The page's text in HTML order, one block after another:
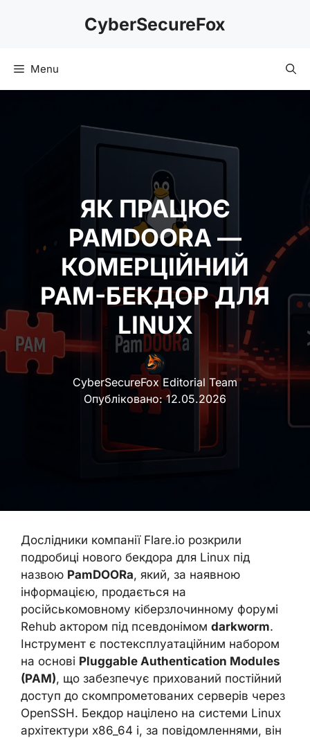
CyberSecureFox
Menu
ЯК ПРАЦЮЄ
PAMDOORA —
КОМЕРЦІЙНИЙ
PAM-БЕКДОР ДЛЯ
LINUX
CyberSecureFox Editorial Team
Опубліковано:12.05.2026
Дослідники компанії Flare.io розкрили
подробиці нового бекдора для Linux під
назвою PamDOORa, який, за наявною
інформацією, продається на
російськомовному кіберзлочинному форумі
Rehub актором під псевдонімом darkworm.
Інструмент є постексплуатаційним набором
на основі Pluggable Authentication Modules
(PAM), що забезпечує прихований постійний
доступ до скомпрометованих серверів через
OpenSSH. Бекдор націлено на системи Linux
архітектури x86_64 і, за повідомленнями, він